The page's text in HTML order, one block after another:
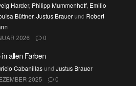
Harder, Philipp Mummenhoff, Emilio
Büttner, Justus Brauerund Robert
2026
0
allen Farben
Cabanillasund Justus Brauer
2025
0